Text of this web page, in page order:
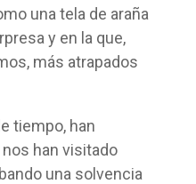
una tela de araña
y en la que,
más atrapados
tiempo, han
han visitado
una solvencia